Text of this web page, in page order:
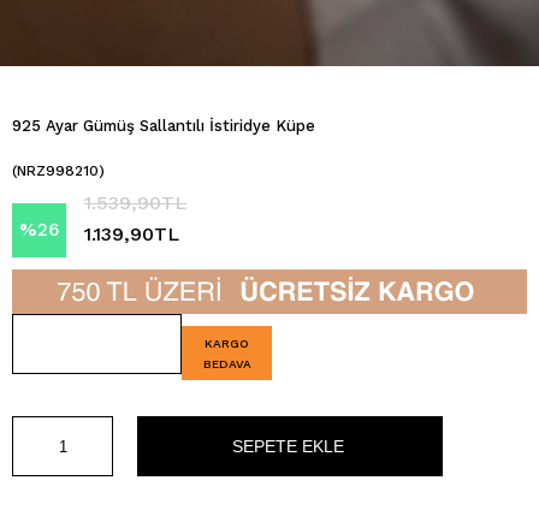
925 Ayar Gümüş Sallantılı İstiridye Küpe
(NRZ998210)
%26
İndirim
1.539,90TL
1.139,90TL
KARGO
BEDAVA